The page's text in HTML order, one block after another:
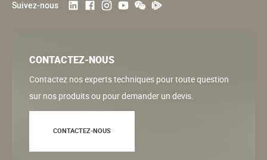
Suivez-nous
CONTACTEZ-NOUS
Contactez nos experts techniques pour toute question
sur nos produits ou pour demander un devis.
CONTACTEZ-NOUS